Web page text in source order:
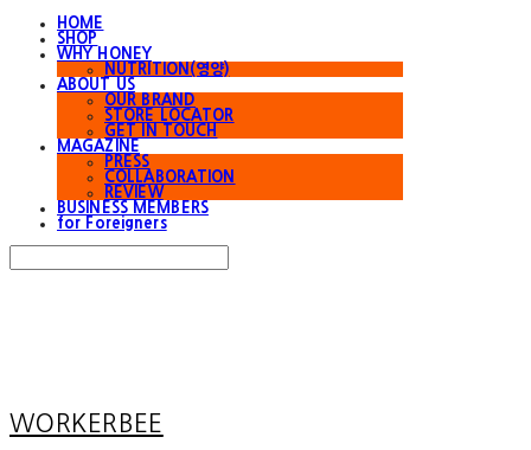
HOME
SHOP
WHY HONEY
NUTRITION(영양)
ABOUT US
OUR BRAND
STORE LOCATOR
GET IN TOUCH
MAGAZINE
PRESS
COLLABORATION
REVIEW
BUSINESS MEMBERS
for Foreigners
WORKERBEE